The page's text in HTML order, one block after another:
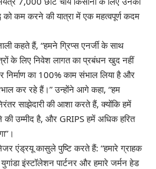
को कम करने की यात्रा में एक महत्वपूर्ण कदम
कहते हैं, “हमने ग्रिप्स एनर्जी के साथ
के लिए निवेश लागत का प्रबंधन खुद नहीं
का 100% काम संभाल लिया है और
कर रहे हैं।” उन्होंने आगे कहा, “हम
साझेदारी की आशा करते हैं, क्योंकि हमें
की उम्मीद है, और GRIPS हमें अधिक हरित
एंड्रयू कासुले पुष्टि करते हैं: “हमारे ग्राहक
युगांडा इंस्टॉलेशन पार्टनर और हमारे जर्मन हेड